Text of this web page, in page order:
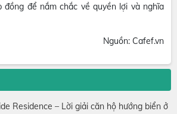
để nắm chắc về quyền lợi và nghĩa
Nguồn: Cafef.vn
Residence – Lời giải căn hộ hướng biển ở